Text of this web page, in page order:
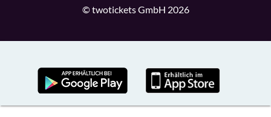
© twotickets GmbH 2026